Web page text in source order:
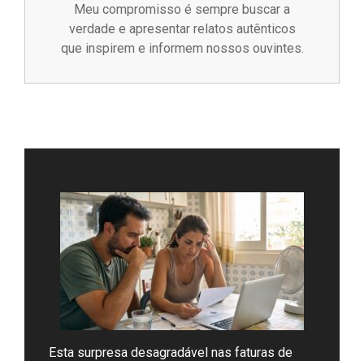
Meu compromisso é sempre buscar a
verdade e apresentar relatos autênticos
que inspirem e informem nossos ouvintes.
Esta surpresa desagradável nas faturas de